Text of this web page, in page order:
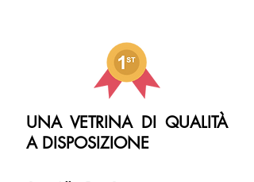
UNA VETRINA DI QUALITÀ
A DISPOSIZIONE